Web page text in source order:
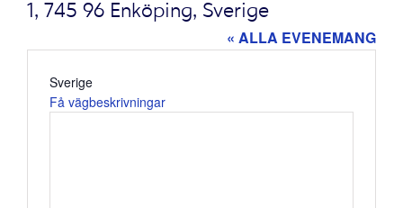
1, 745 96 Enköping, Sverige
« ALLA EVENEMANG
Adress
Sverige
Få vägbeskrivningar